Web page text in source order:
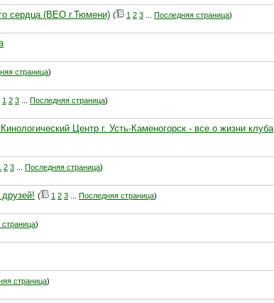
сердца (ВЕО г.Тюмени) ( 1 2 3 Последняя страница)
страница)
1 2 3 Последняя страница)
Центр г. Усть-Каменогорск - все о жизни клуба
2 3 Последняя страница)
( 1 2 3 Последняя страница)
)
страница)